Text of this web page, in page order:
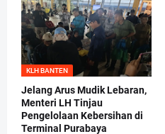
KLH BANTEN
Jelang Arus Mudik Lebaran,
Menteri LH Tinjau
Pengelolaan Kebersihan di
Terminal Purabaya